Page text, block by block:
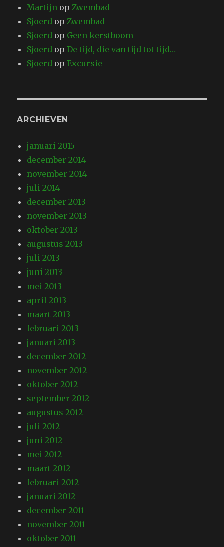
Martijn opZwembad
Sjoerd opZwembad
Sjoerd op Geen kerstboom
Sjoerd opDe tijd, die van tijd tot tijd…
Sjoerd opExcursie
ARCHIEVEN
januari 2015
december 2014
november 2014
juli 2014
december 2013
november 2013
oktober 2013
augustus 2013
juli 2013
juni 2013
mei 2013
april 2013
maart 2013
februari 2013
januari 2013
december 2012
november 2012
oktober 2012
september 2012
augustus 2012
juli 2012
juni 2012
mei 2012
maart 2012
februari 2012
januari 2012
december 2011
november 2011
oktober 2011